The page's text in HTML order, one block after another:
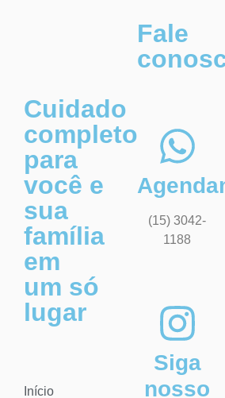
Cuidado
completo
para
você e
sua
família
em
um só
lugar
Início
Fale
(15) 3042-
1188
Siga
nosso